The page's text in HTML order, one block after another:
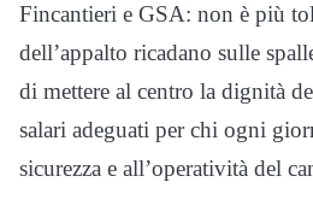
Fincantieri e GSA: non è più
dell’appalto ricadano sulle
di mettere al centro la dignità
salari adeguati per chi ogni
sicurezza e all’operatività del